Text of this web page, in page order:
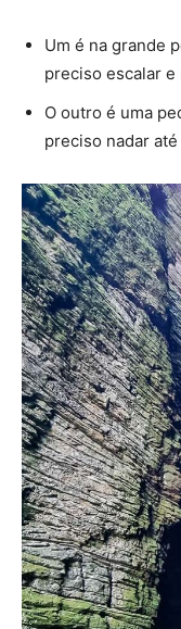
Um é na grande
preciso escalar e
O outro é uma
preciso nadar